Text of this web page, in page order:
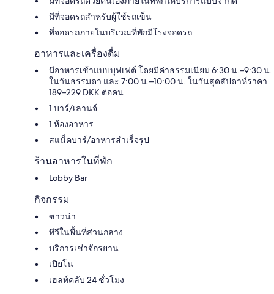
มีที่จอดรถสำหรับผู้ใช้รถเข็น
ที่จอดรถภายในบริเวณที่พักมีโรงจอดรถ
อาหารและเครื่องดื่ม
มีอาหารเช้าแบบบุฟเฟต์ โดยมีค่าธรรมเนียม 6:30 น.–9:30 น.
ในวันธรรมดา และ 7:00 น.–10:00 น. ในวันสุดสัปดาห์ราคา
189–229 DKK ต่อคน
1 บาร์/เลานจ์
1 ห้องอาหาร
สแน็คบาร์/อาหารสำเร็จรูป
ร้านอาหารในที่พัก
Lobby Bar
กิจกรรม
ซาวน่า
ทีวีในพื้นที่ส่วนกลาง
บริการเช่าจักรยาน
เปียโน
เฮลท์คลับ 24 ชั่วโมง